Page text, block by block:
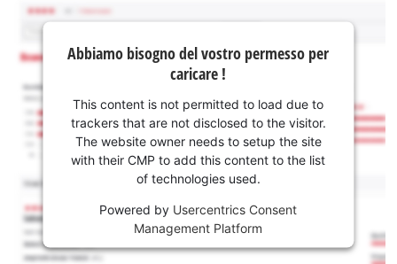
Abbiamo bisogno del vostro permesso per
caricare !
This content is not permitted to load due to
trackers that are not disclosed to the visitor.
The website owner needs to setup the site
with their CMP to add this content to the list
of technologies used.
Powered by Usercentrics Consent
Management Platform